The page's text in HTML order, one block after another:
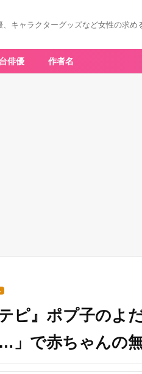
、キャラクターグッズなど女性の求め
俳優 作者名
テピ』ポプ子のよ
」で赤ちゃんの